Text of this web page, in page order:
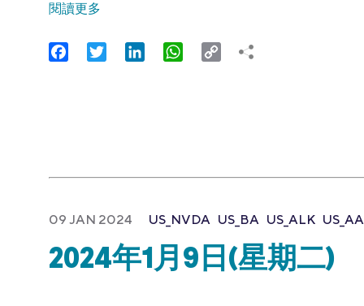
閱讀更多
FacebookTwitter LinkedIn WhatsApp
Copy
09 JAN 2024 US_NVDA US_BA US_ALK
2024年1月9日(星期二)